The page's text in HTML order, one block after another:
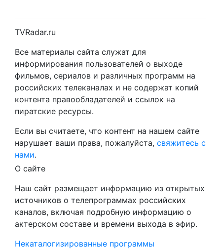
TVRadar.ru
Все материалы сайта служат для
информирования пользователей о выходе
фильмов, сериалов и различных программ на
российских телеканалах и не содержат копий
контента правообладателей и ссылок на
пиратские ресурсы.
Если вы считаете, что контент на нашем сайте
нарушает ваши права, пожалуйста, свяжитесь с
нами.
О сайте
Наш сайт размещает информацию из открытых
источников о телепрограммах российских
каналов, включая подробную информацию о
актерском составе и времени выхода в эфир.
Некаталогизированные программы